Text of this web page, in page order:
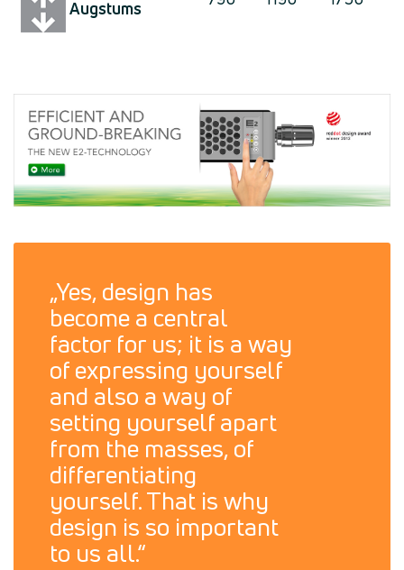
Augstums
„Yes, design has
become a central
factor for us; it is a way
of expressing yourself
and also a way of
setting yourself apart
from the masses, of
differentiating
yourself. That is why
design is so important
to us all.“